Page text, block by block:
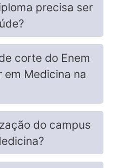
precisa ser
corte do Enem
em Medicina na
do campus